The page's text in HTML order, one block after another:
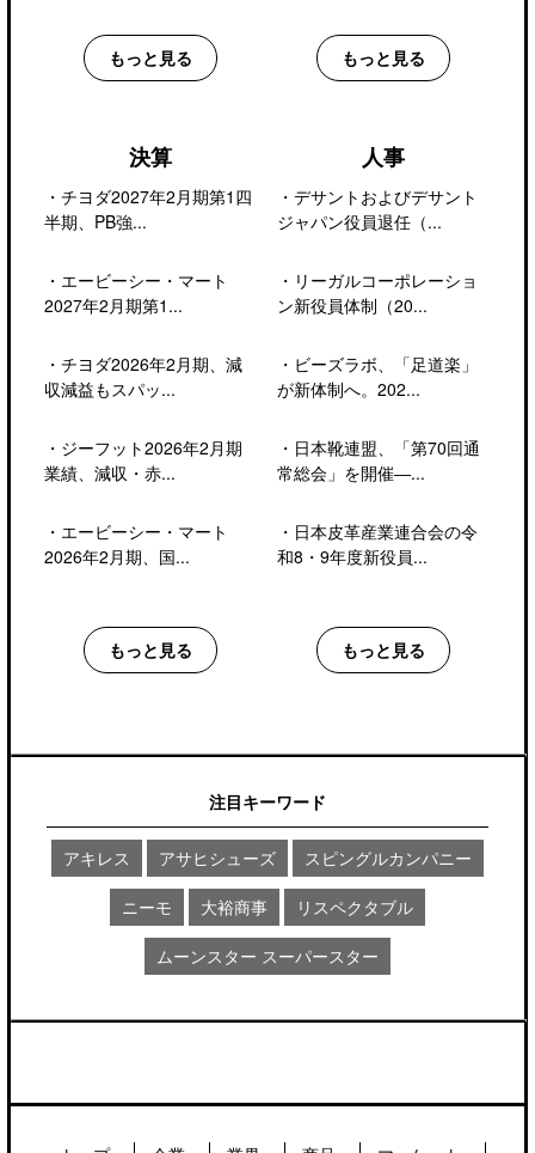
もっと見る もっと見る
決算
・ チヨダ2027年2月期第1四
半期、PB強...
・ エービーシー・マート
2027年2月期第1...
・ チヨダ2026年2月期、減
収減益もスパッ...
・ ジーフット2026年2月期
業績、減収・赤...
・ エービーシー・マート
2026年2月期、国...
もっと見る
人事
・ デサントおよびデサント
ジャパン役員退任（...
・ リーガルコーポレーショ
ン新役員体制（20...
・ ビーズラボ、「足道楽」
が新体制へ。202...
・ 日本靴連盟、「第70回通
常総会」を開催―...
・ 日本皮革産業連合会の令
和8・9年度新役員...
もっと見る
注目キーワード
アキレス アサヒシューズ スピングルカンパニー
ニーモ 大裕商事 リスペクタブル
ムーンスター スーパースター